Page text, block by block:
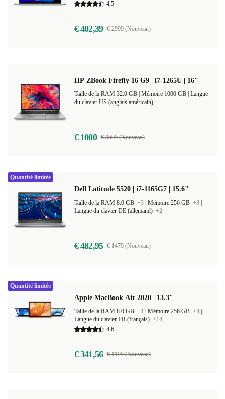
4,5
€ 402,39 € 2999 (Nouveau)
HP ZBook Firefly 16 G9 | i7-1265U | 16"
Langue
du clavier US (anglais américain)
€ 1000 € 3599 (Nouveau)
Dell Latitude 5520 | i7-1165G7 | 15.6"
Taille de la RAM 8.0 GB +3 Mémoire 256 GB +3
Langue du clavier DE (allemand) +2
€ 482,95 € 1479 (Nouveau)
Quantité limitée
Apple MacBook Air 2020 | 13.3"
Taille de la RAM 8.0 GB +1 Mémoire 256 GB +4
Langue du clavier FR (français) +14
4,6
€ 341,56 € 1199 (Nouveau)
Quantité limitée